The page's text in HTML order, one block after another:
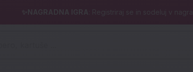
✨NAGRADNA IGRA : Registriraj se in sodeluj v